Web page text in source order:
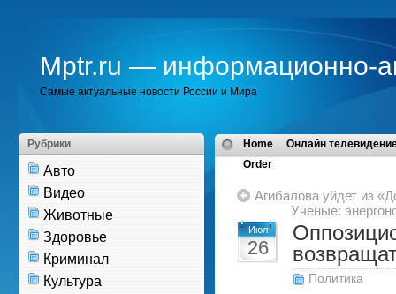
Mptr.ru — информационно-
Самые актуальные новости России и Мира
Рубрики
Авто
Видео
Животные
Здоровье
Криминал
Культура
Home
Онлайн
Order
Агибалова уйдет из
Ученые:
Июл
26
Политика